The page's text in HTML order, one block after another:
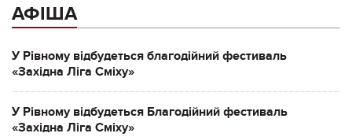
АФІША
У Рівному відбудеться благодійний фестиваль
«Західна Ліга Сміху»
У Рівному відбудеться Благодійний фестиваль
«Західна Ліга Сміху»